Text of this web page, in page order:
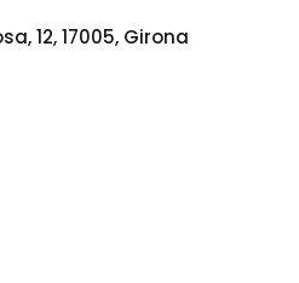
12, 17005, Girona